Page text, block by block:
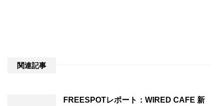
関連記事
FREESPOTレポート：WIRED CAFE 新